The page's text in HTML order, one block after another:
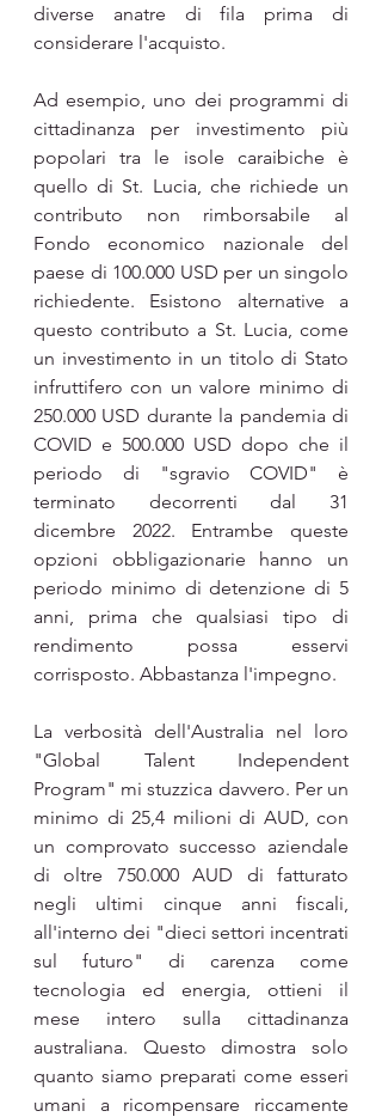
diverse anatre di fila prima di
considerare l'acquisto.
Ad esempio, uno dei programmi di
cittadinanza per investimento più
popolari tra le isole caraibiche è
quello di St. Lucia, che richiede un
contributo non rimborsabile al
Fondo economico nazionale del
paese di 100.000 USD per un singolo
richiedente. Esistono alternative a
questo contributo a St. Lucia, come
un investimento in un titolo di Stato
infruttifero con un valore minimo di
250.000 USD durante la pandemia di
COVID e 500.000 USD dopo che il
periodo di "sgravio COVID" è
terminato decorrenti dal 31
dicembre 2022. Entrambe queste
opzioni obbligazionarie hanno un
periodo minimo di detenzione di 5
anni, prima che qualsiasi tipo di
rendimento possa esservi
corrisposto. Abbastanza l'impegno.
La verbosità dell'Australia nel loro
"Global Talent Independent
Program" mi stuzzica davvero. Per un
minimo di 25,4 milioni di AUD, con
un comprovato successo aziendale
di oltre 750.000 AUD di fatturato
negli ultimi cinque anni fiscali,
all'interno dei "dieci settori incentrati
sul futuro" di carenza come
tecnologia ed energia, ottieni il
mese intero sulla cittadinanza
australiana. Questo dimostra solo
quanto siamo preparati come esseri
umani a ricompensare riccamente